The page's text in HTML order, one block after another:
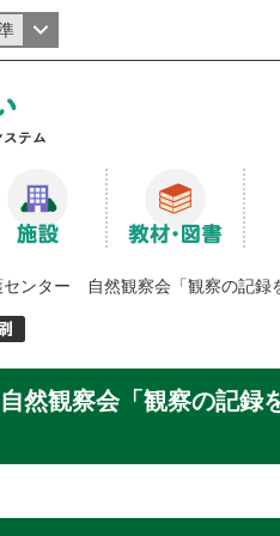
センター 自然観察会「観察の記
然観察会「観察の記録